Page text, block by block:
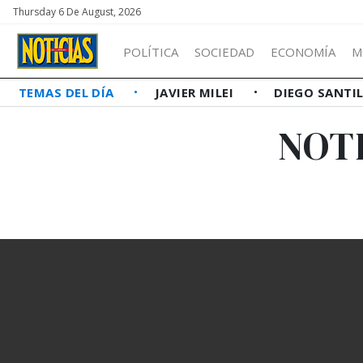
Thursday 6 De August, 2026
POLÍTICA SOCIEDAD ECONOMÍA
TEMAS DEL DÍA JAVIER MILEI DIEGO